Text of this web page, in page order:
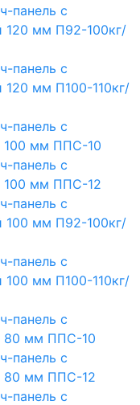
панель с
120 мм П92-100кг/
панель с
120 мм П100-110кг/
панель с
100 мм ППС-10
панель с
100 мм ППС-12
панель с
100 мм П92-100кг/
панель с
100 мм П100-110кг/
панель с
80 мм ППС-10
панель с
80 мм ППС-12
панель с